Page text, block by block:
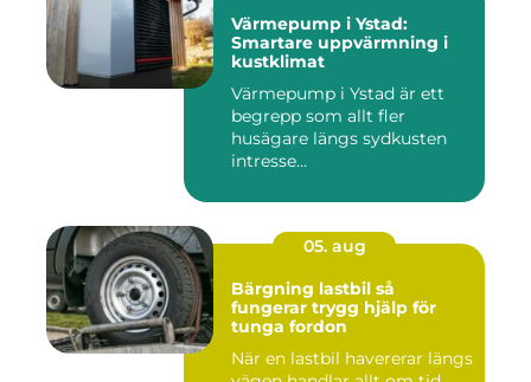
Värmepump i Ystad:
Smartare uppvärmning i
kustklimat
Värmepump i Ystad är ett
begrepp som allt fler
husägare längs sydkusten
intresse...
05. aug
Bärgning lastbil så
fungerar trygg hjälp för
tunga fordon
När en lastbil havererar längs